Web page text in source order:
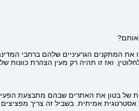
אותם?
את המתקנים הגרעיניים שלהם ברחבי
ואז זו תהיה רק מעין הצהרת כוונות
של בטון את האתרים שבהם מתבצעת